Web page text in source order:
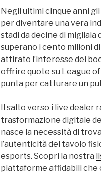
Negli ultimi cinque anni
per diventare una vera
stadi da decine di
superano i cento milioni
attirato l’interesse dei
offrire quote su League
punta per catturare un
Il salto verso i live dealer
trasformazione digitale
nasce la necessità di
l’autenticità del tavolo
esports. Scopri la nostra
piattaforme affidabili che